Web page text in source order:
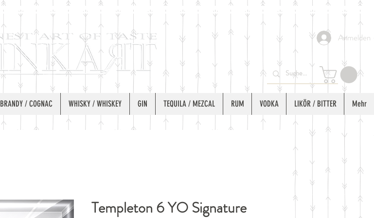
Anmelden
BRANDY / COGNAC WHISKY / WHISKEY GIN TEQUILA / MEZCAL RUM VODKA LIKÖR / BITTER Mehr
Templeton 6 YO Signature